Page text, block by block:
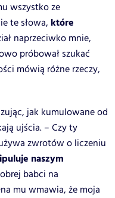
wszystko ze
te słowa, które
naprzeciwko mnie,
próbował szukać
mówią różne rzeczy,
jak kumulowane od
ujścia. – Czy ty
zwrotów o liczeniu
naszym
babci na
mu wmawia, że moja